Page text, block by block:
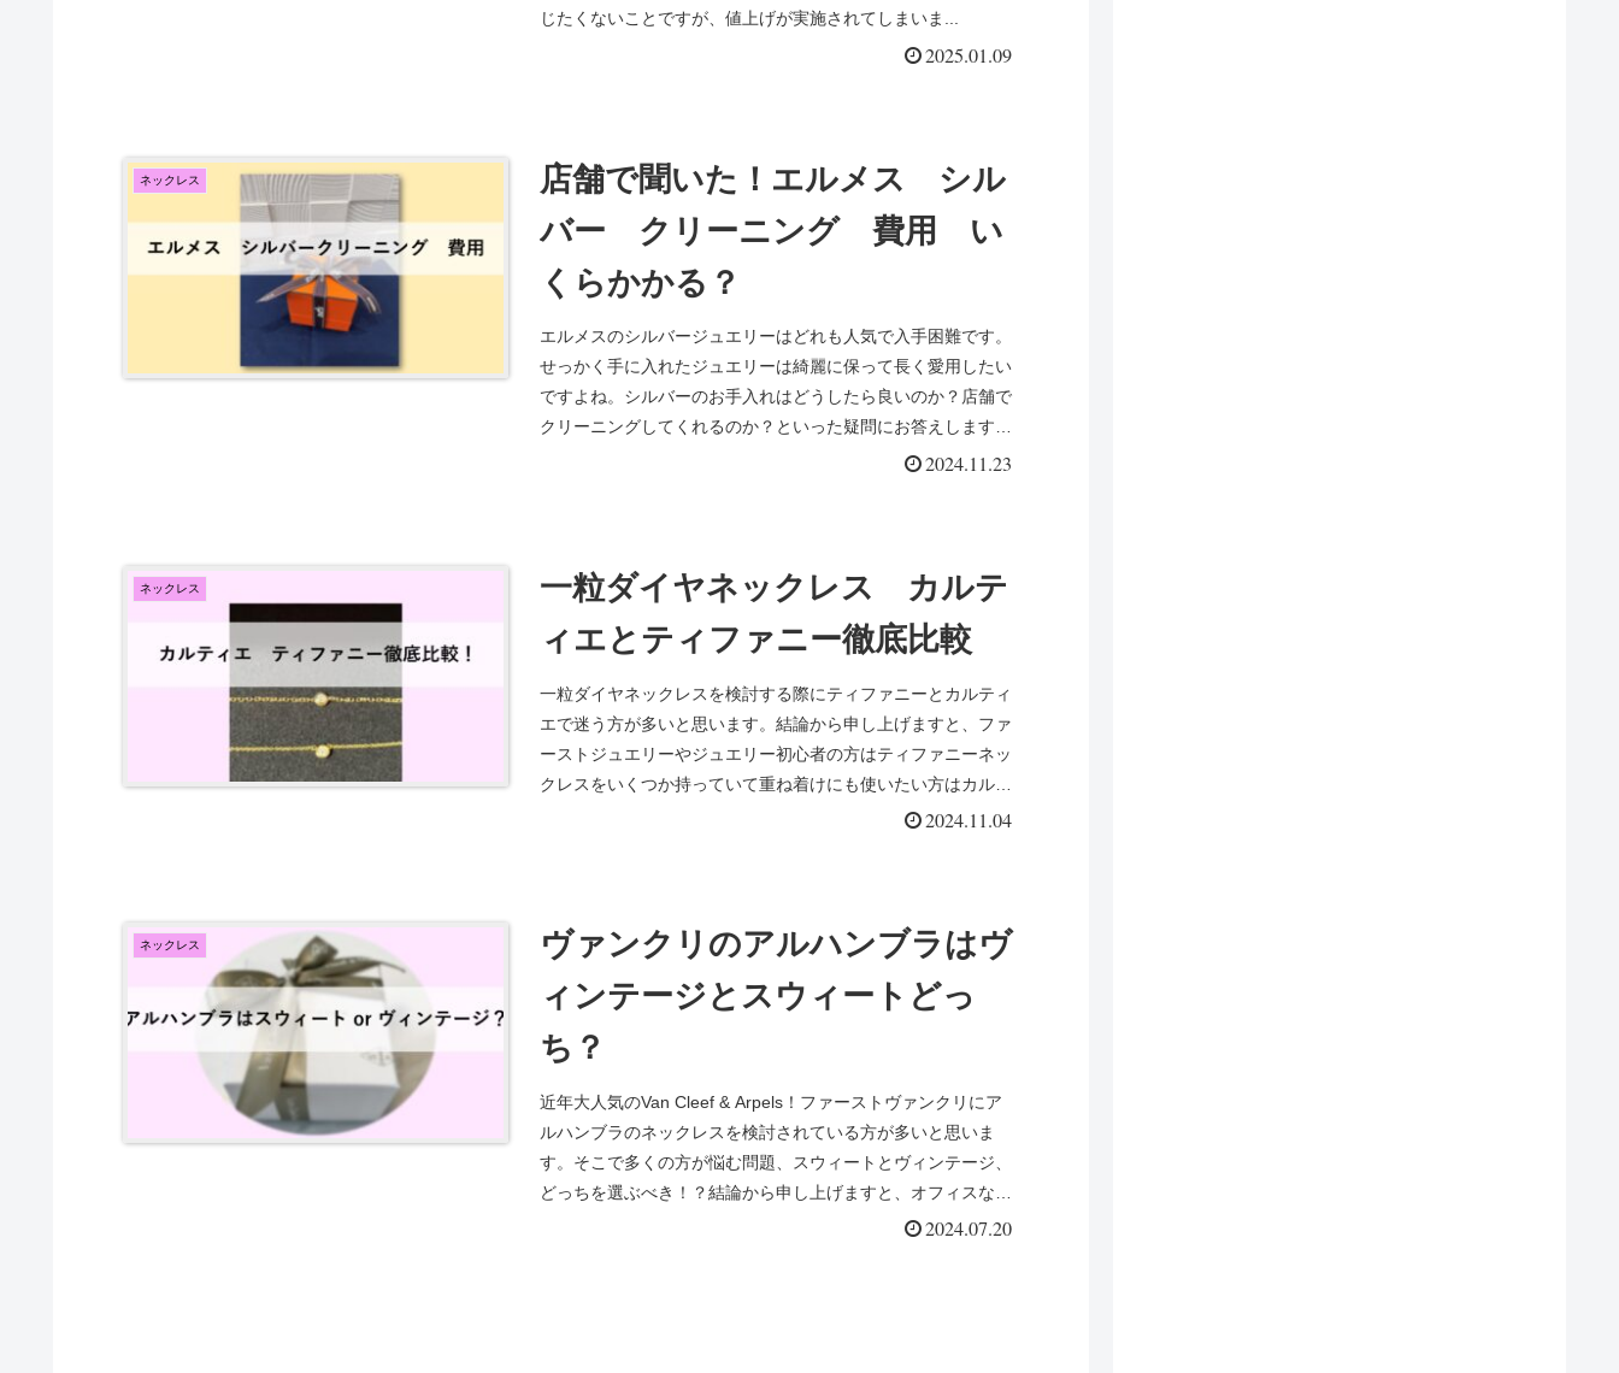
じたくないことですが、値上げが実施されてしまいま...
2025.01.09
ネックレス
店舗で聞いた！エルメス シル
バー クリーニング 費用 い
くらかかる？
エルメスのシルバージュエリーはどれも人気で入手困難です。
せっかく手に入れたジュエリーは綺麗に保って長く愛用したい
ですよね。シルバーのお手入れはどうしたら良いのか？店舗で
クリーニングしてくれるのか？といった疑問にお答えします。
2024.11.23
ネックレス
一粒ダイヤネックレス カルテ
ィエとティファニー徹底比較
一粒ダイヤネックレスを検討する際にティファニーとカルティ
エで迷う方が多いと思います。結論から申し上げますと、ファ
ーストジュエリーやジュエリー初心者の方はティファニーネッ
クレスをいくつか持っていて重ね着けにも使いたい方はカルテ
2024.11.04
ネックレス
ヴァンクリのアルハンブラはヴ
ィンテージとスウィートどっ
ち？
近年大人気のVan Cleef & Arpels！ファーストヴァンクリにア
ルハンブラのネックレスを検討されている方が多いと思いま
す。そこで多くの方が悩む問題、スウィートとヴィンテージ、
どっちを選ぶべき！？結論から申し上げますと、オフィスな
2024.07.20